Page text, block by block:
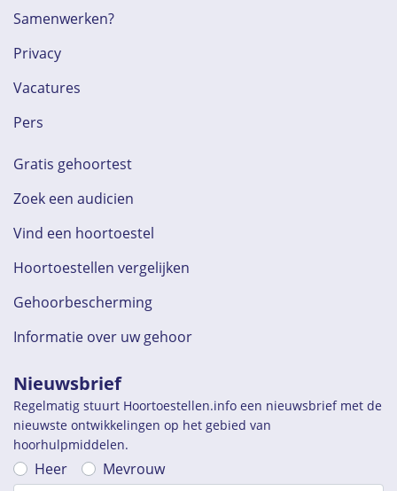
Samenwerken?
Privacy
Vacatures
Pers
Gratis gehoortest
Zoek een audicien
Vind een hoortoestel
Hoortoestellen vergelijken
Gehoorbescherming
Informatie over uw gehoor
Nieuwsbrief
Regelmatig stuurt Hoortoestellen.info een nieuwsbrief met de
nieuwste ontwikkelingen op het gebied van
hoorhulpmiddelen.
Heer Mevrouw